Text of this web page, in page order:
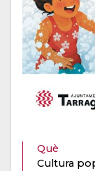
Què
Cultura